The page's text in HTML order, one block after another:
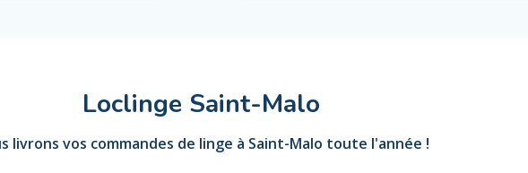
Loclinge Saint-Malo
livrons vos commandes de linge à Saint-Malo toute l'année !